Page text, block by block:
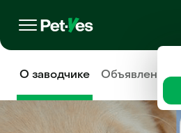
О заводчике Объявления